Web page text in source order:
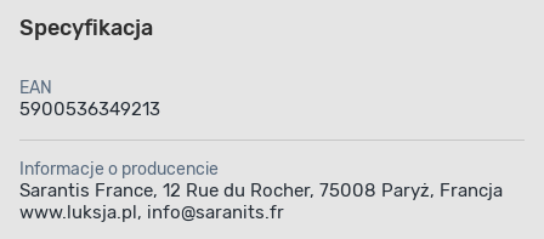
Specyfikacja
EAN
5900536349213
Informacje o producencie
Sarantis France, 12 Rue du Rocher, 75008 Paryż, Francja
www.luksja.pl, info@saranits.fr